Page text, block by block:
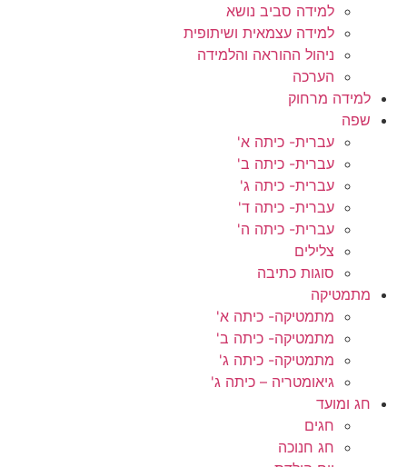
למידה סביב נושא
למידה עצמאית ושיתופית
ניהול ההוראה והלמידה
הערכה
למידה מרחוק
שפה
עברית- כיתה א'
עברית- כיתה ב'
עברית- כיתה ג'
עברית- כיתה ד'
עברית- כיתה ה'
צלילים
סוגות כתיבה
מתמטיקה
מתמטיקה- כיתה א'
מתמטיקה- כיתה ב'
מתמטיקה- כיתה ג'
גיאומטריה – כיתה ג'
חג ומועד
חגים
חג חנוכה